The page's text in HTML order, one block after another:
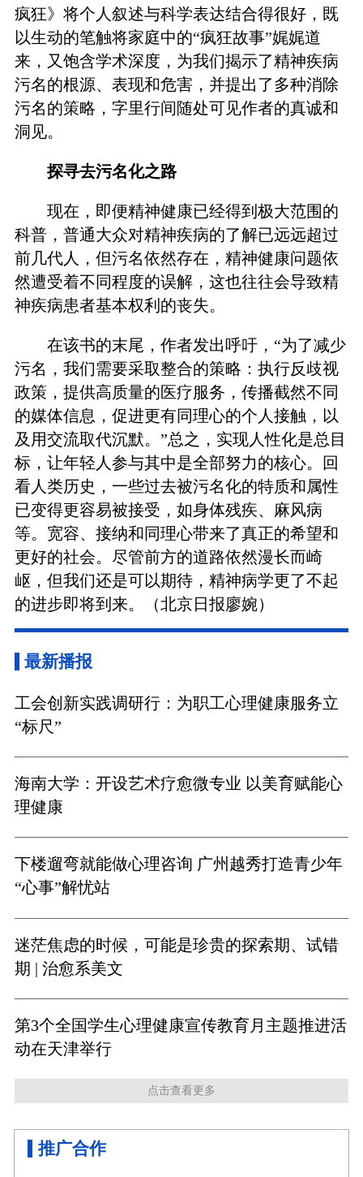
疯狂》将个人叙述与科学表达结合得很好，既
以生动的笔触将家庭中的“疯狂故事”娓娓道
来，又饱含学术深度，为我们揭示了精神疾病
污名的根源、表现和危害，并提出了多种消除
污名的策略，字里行间随处可见作者的真诚和
洞见。
探寻去污名化之路
现在，即便精神健康已经得到极大范围的
科普，普通大众对精神疾病的了解已远远超过
前几代人，但污名依然存在，精神健康问题依
然遭受着不同程度的误解，这也往往会导致精
神疾病患者基本权利的丧失。
在该书的末尾，作者发出呼吁，“为了减少
污名，我们需要采取整合的策略：执行反歧视
政策，提供高质量的医疗服务，传播截然不同
的媒体信息，促进更有同理心的个人接触，以
及用交流取代沉默。”总之，实现人性化是总目
标，让年轻人参与其中是全部努力的核心。回
看人类历史，一些过去被污名化的特质和属性
已变得更容易被接受，如身体残疾、麻风病
等。宽容、接纳和同理心带来了真正的希望和
更好的社会。尽管前方的道路依然漫长而崎
岖，但我们还是可以期待，精神病学更了不起
的进步即将到来。（北京日报廖婉）
最新播报
工会创新实践调研行：为职工心理健康服务立
“标尺”
海南大学：开设艺术疗愈微专业 以美育赋能心
理健康
下楼遛弯就能做心理咨询 广州越秀打造青少年
“心事”解忧站
迷茫焦虑的时候，可能是珍贵的探索期、试错
期 | 治愈系美文
第3个全国学生心理健康宣传教育月主题推进活
动在天津举行
点击查看更多
推广合作